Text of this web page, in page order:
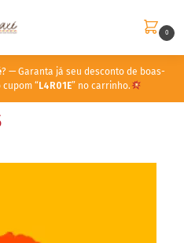
0
? — Garanta já seu desconto de boas-
“ L4R01E” no carrinho.